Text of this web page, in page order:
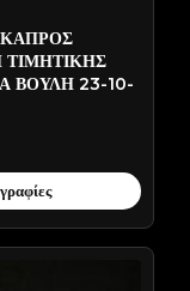
ΒΟΥΛΗ 23-10-